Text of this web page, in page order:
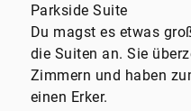
Parkside Suite
Du magst es etwas
die Suiten an. Sie
Zimmern und haben
einen Erker.